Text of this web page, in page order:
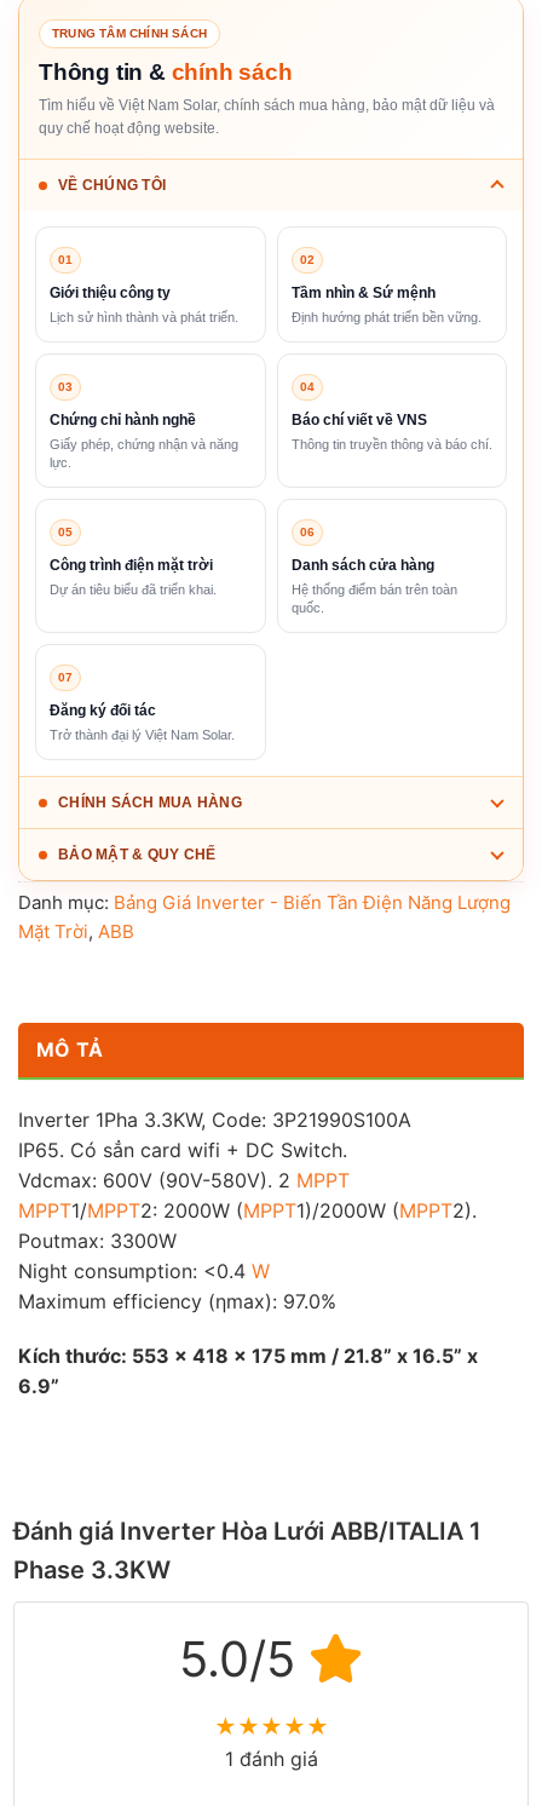
TRUNG TÂM CHÍNH SÁCH
Thông tin & chính sách
Tìm hiểu về Việt Nam Solar, chính sách mua hàng, bảo mật dữ liệu và
quy chế hoạt động website.
VỀ CHÚNG TÔI
01
Giới thiệu công ty
Lịch sử hình thành và phát triển.
02
Tầm nhìn & Sứ mệnh
Định hướng phát triển bền vững.
03
Chứng chỉ hành nghề
Giấy phép, chứng nhận và năng
lực.
04
Báo chí viết về VNS
Thông tin truyền thông và báo chí.
05
Công trình điện mặt trời
Dự án tiêu biểu đã triển khai.
06
Danh sách cửa hàng
Hệ thống điểm bán trên toàn
quốc.
07
Đăng ký đối tác
Trở thành đại lý Việt Nam Solar.
CHÍNH SÁCH MUA HÀNG
BẢO MẬT & QUY CHẾ
Danh mục: Bảng Giá Inverter - Biến Tần Điện Năng Lượng
Mặt Trời, ABB
MÔ TẢ
Inverter 1Pha 3.3KW, Code: 3P21990S100A
IP65. Có sẳn card wifi + DC Switch.
Vdcmax: 600V (90V-580V). 2 MPPT
MPPT1/MPPT2: 2000W (MPPT1)/2000W (MPPT2).
Poutmax: 3300W
Night consumption: <0.4 W
Maximum efficiency (ηmax): 97.0%
Kích thước: 553 x 418 x 175 mm / 21.8” x 16.5” x
6.9”
Đánh giá Inverter Hòa Lưới ABB/ITALIA 1
Phase 3.3KW
5.0/5
★★★★★
1 đánh giá